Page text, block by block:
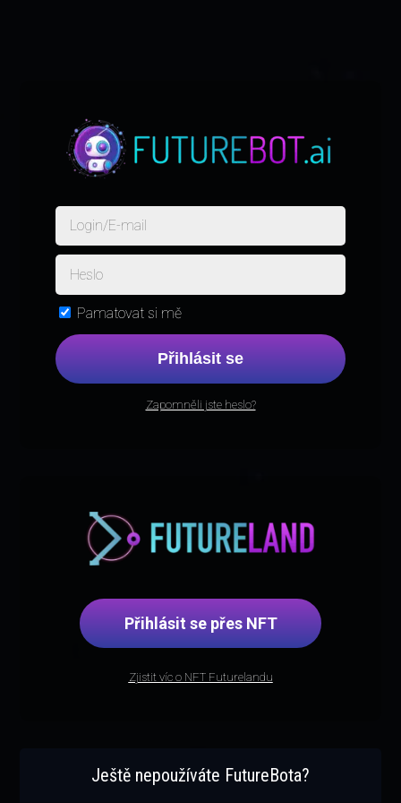
Pamatovat si mě
Přihlásit se
Zapomněli jste heslo?
Přihlásit se přes NFT
Zjistit víc o NFT Futurelandu
Ještě nepoužíváte FutureBota?